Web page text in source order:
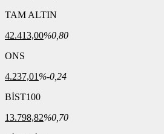
TAM ALTIN
42.413,00%0,80
ONS
4.237,01 %-0,24
BİST100
13.798,82%0,70